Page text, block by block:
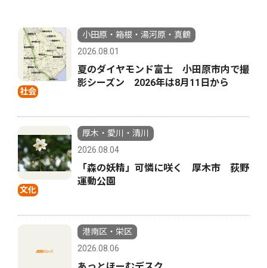
社会
小田原・箱根・湯河原・真鶴
2026.08.01
夏のダイヤモンド富士 小田原市内で撮
影シーズン 2026年は8月11日から
文化
厚木・愛川・清川
2026.08.04
「森の妖精」可憐に咲く 厚木市 荻野
運動公園
港南区・栄区
2026.08.06